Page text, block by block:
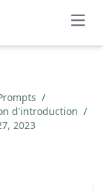
/
d'introduction /
2023